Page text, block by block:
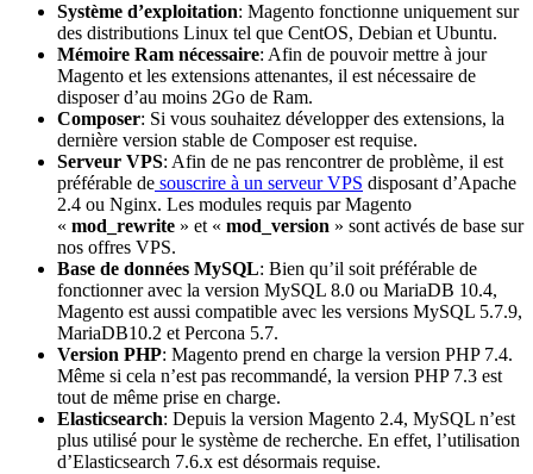
Système d’exploitation: Magento fonctionne uniquement sur
des distributions Linux tel que CentOS, Debian et Ubuntu.
Mémoire Ram nécessaire: Afin de pouvoir mettre à jour
Magento et les extensions attenantes, il est nécessaire de
disposer d’au moins 2Go de Ram.
Composer: Si vous souhaitez développer des extensions, la
dernière version stable de Composer est requise.
Serveur VPS: Afin de ne pas rencontrer de problème, il est
préférable de souscrire à un serveur VPS disposant d’Apache
2.4 ou Nginx. Les modules requis par Magento
« mod_rewrite » et « mod_version » sont activés de base sur
nos offres VPS.
Base de données MySQL: Bien qu’il soit préférable de
fonctionner avec la version MySQL 8.0 ou MariaDB 10.4,
Magento est aussi compatible avec les versions MySQL 5.7.9,
MariaDB10.2 et Percona 5.7.
Version PHP: Magento prend en charge la version PHP 7.4.
Même si cela n’est pas recommandé, la version PHP 7.3 est
tout de même prise en charge.
Elasticsearch: Depuis la version Magento 2.4, MySQL n’est
plus utilisé pour le système de recherche. En effet, l’utilisation
d’Elasticsearch 7.6.x est désormais requise.